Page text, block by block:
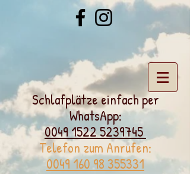
Schlafplätze einfach per
WhatsApp:
0049 1522 5239745
Telefon zum Anrufen:
0049 160 98 355331